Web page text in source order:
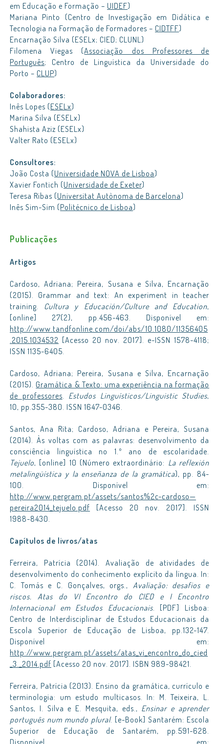
em Educação e Formação – UIDEF)
Mariana Pinto (Centro de Investigação em Didática e
Tecnologia na Formação de Formadores – CIDTFF)
Encarnação Silva (ESELx; CIED; CLUNL)
Filomena Viegas (Associação dos Professores de
Português; Centro de Linguística da Universidade do
Porto – CLUP)
Colaboradores:
Inês Lopes (ESELx)
Marina Silva (ESELx)
Shahista Aziz (ESELx)
Valter Rato (ESELx)
Consultores:
João Costa (Universidade NOVA de Lisboa)
Xavier Fontich (Universidade de Exeter)
Teresa Ribas (Universitat Autònoma de Barcelona)
Inês Sim-Sim (Politécnico de Lisboa)
Publicações
Artigos
Cardoso, Adriana; Pereira, Susana e Silva, Encarnação
(2015). Grammar and text: An experiment in teacher
training. Cultura y Educación/Culture and Education,
[online] 27(2), pp.456-463. Disponível em:
http://www.tandfonline.com/doi/abs/10.1080/11356405
.2015.1034532 [Acesso 20 nov. 2017]. e-ISSN 1578-4118;
ISSN 1135-6405.
Cardoso, Adriana; Pereira, Susana e Silva, Encarnação
(2015).Gramática & Texto: uma experiência na formação
de professores. Estudos Linguísticos/Linguistic Studies,
10, pp.355-380. ISSN 1647-0346.
Santos, Ana Rita; Cardoso, Adriana e Pereira, Susana
(2014). Às voltas com as palavras: desenvolvimento da
consciência linguística no 1.º ano de escolaridade.
Tejuelo, [online] 10 (Número extraordinário: La reflexión
metalingüística y la enseñanza de la gramática), pp. 84-
100. Disponível em:
http://www.pergram.pt/assets/santos%2c-cardoso—
pereira2014_tejuelo.pdf [Acesso 20 nov. 2017]. ISSN
1988-8430.
Capítulos de livros/atas
Ferreira, Patrícia (2014). Avaliação de atividades de
desenvolvimento do conhecimento explícito da língua. In:
C. Tomás e C. Gonçalves, orgs., Avaliação: desafios e
riscos. Atas do VI Encontro do CIED e I Encontro
Internacional em Estudos Educacionais. [PDF] Lisboa:
Centro de Interdisciplinar de Estudos Educacionais da
Escola Superior de Educação de Lisboa, pp.132-147.
Disponível em:
http://www.pergram.pt/assets/atas_vi_encontro_do_cied
_3._2014.pdf [Acesso 20 nov. 2017]. ISBN 989-98421.
Ferreira, Patrícia (2013). Ensino da gramática, currículo e
terminologia: um estudo multicasos. In: M. Teixeira, L.
Santos, I. Silva e E. Mesquita, eds., Ensinar e aprender
português num mundo plural. [e-Book] Santarém: Escola
Superior de Educação de Santarém, pp.591-628.
Disponível em: